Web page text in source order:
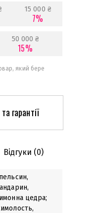
15 000 ₴
7%
50 000 ₴
15%
який бере
гарантії
Відгуки (0)
цедра;